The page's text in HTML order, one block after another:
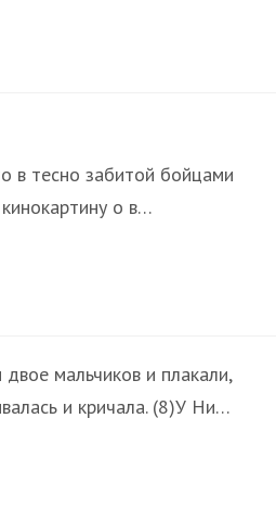
в тесно забитой бойцами
о в…
мальчиков и плакали,
и кричала. (8)У Ни…